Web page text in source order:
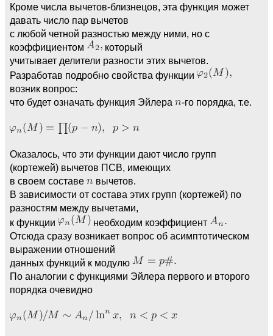
Кроме числа вычетов-близнецов, эта функция может
давать число пар вычетов
с любой четной разностью между ними, но с
коэффициентом
который
учитывает делители разности этих вычетов.
Разработав подробно свойства функции
возник вопрос:
что будет означать функция Эйлера
-го порядка, т.е.
Оказалось, что эти функции дают число групп
(кортежей) вычетов ПСВ, имеющих
в своем составе
вычетов.
В зависимости от состава этих групп (кортежей) по
разностям между вычетами,
к функции
необходим коэффициент
Отсюда сразу возникает вопрос об асимптотическом
выражении отношений
данных функций к модулю
По аналогии с функциями Эйлера первого и второго
порядка очевидно